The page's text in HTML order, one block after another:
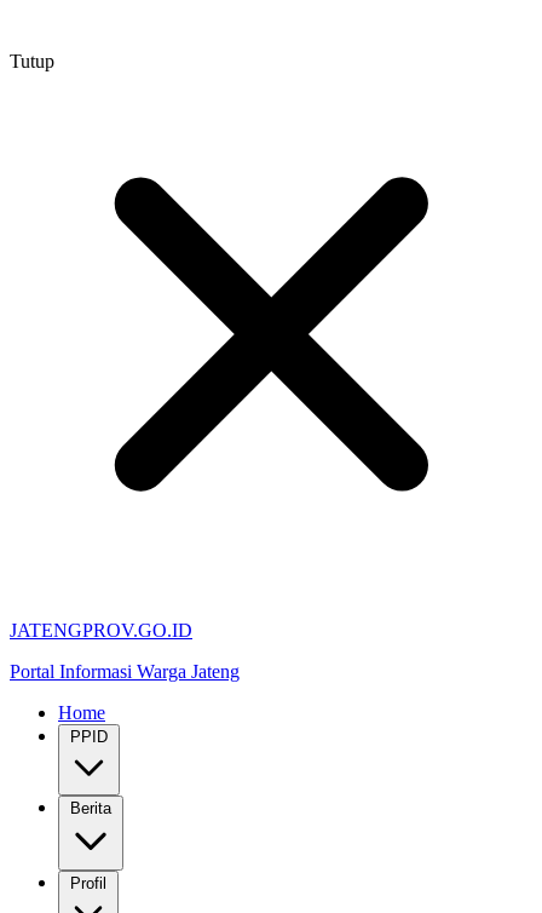
Tutup
JATENGPROV.GO.ID
Portal Informasi Warga Jateng
Home
PPID
Berita
Profil